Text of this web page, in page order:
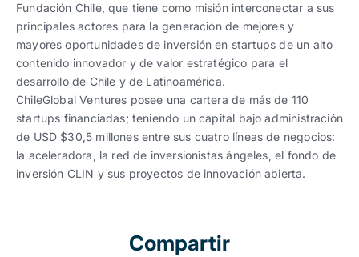
Fundación Chile, que tiene como misión interconectar a sus
principales actores para la generación de mejores y
mayores oportunidades de inversión en startups de un alto
contenido innovador y de valor estratégico para el
desarrollo de Chile y de Latinoamérica.
ChileGlobal Ventures posee una cartera de más de 110
startups financiadas; teniendo un capital bajo administración
de USD $30,5 millones entre sus cuatro líneas de negocios:
la aceleradora, la red de inversionistas ángeles, el fondo de
inversión CLIN y sus proyectos de innovación abierta.
Compartir